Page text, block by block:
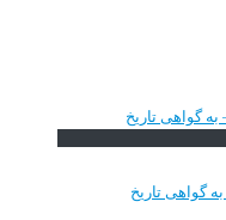
گواهی تاریخ